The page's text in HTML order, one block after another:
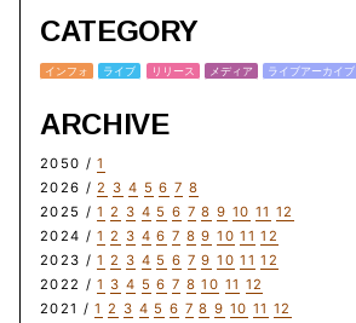
CATEGORY
インフォ ライブ リリース メディア ライブアーカイブ
ARCHIVE
2050 /1
2026 /2 3 4 5 6 7 8
2025 /1 2 3 4 5 6 7 8 9 10 11 12
2024 /1 2 3 4 6 7 8 9 10 11 12
2023 /1 2 3 4 5 6 7 9 10 11 12
2022 /1 3 4 5 6 7 8 10 11 12
2021 /1 2 3 4 5 6 7 8 9 10 11 12